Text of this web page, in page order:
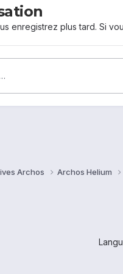
enregistrez plus tard. Si
Archos Archos Helium